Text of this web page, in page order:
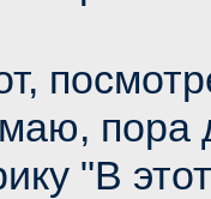
пора
"В